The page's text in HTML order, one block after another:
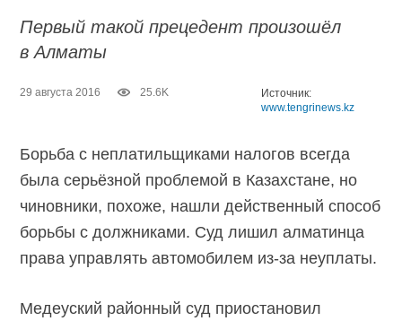
Первый такой прецедент произошёл
в Алматы
29 августа 2016 25.6K
Источник:
www.tengrinews.kz
Борьба с неплатильщиками налогов всегда
была серьёзной проблемой в Казахстане, но
чиновники, похоже, нашли действенный способ
борьбы с должниками. Суд лишил алматинца
права управлять автомобилем из-за неуплаты.
Медеуский районный суд приостановил